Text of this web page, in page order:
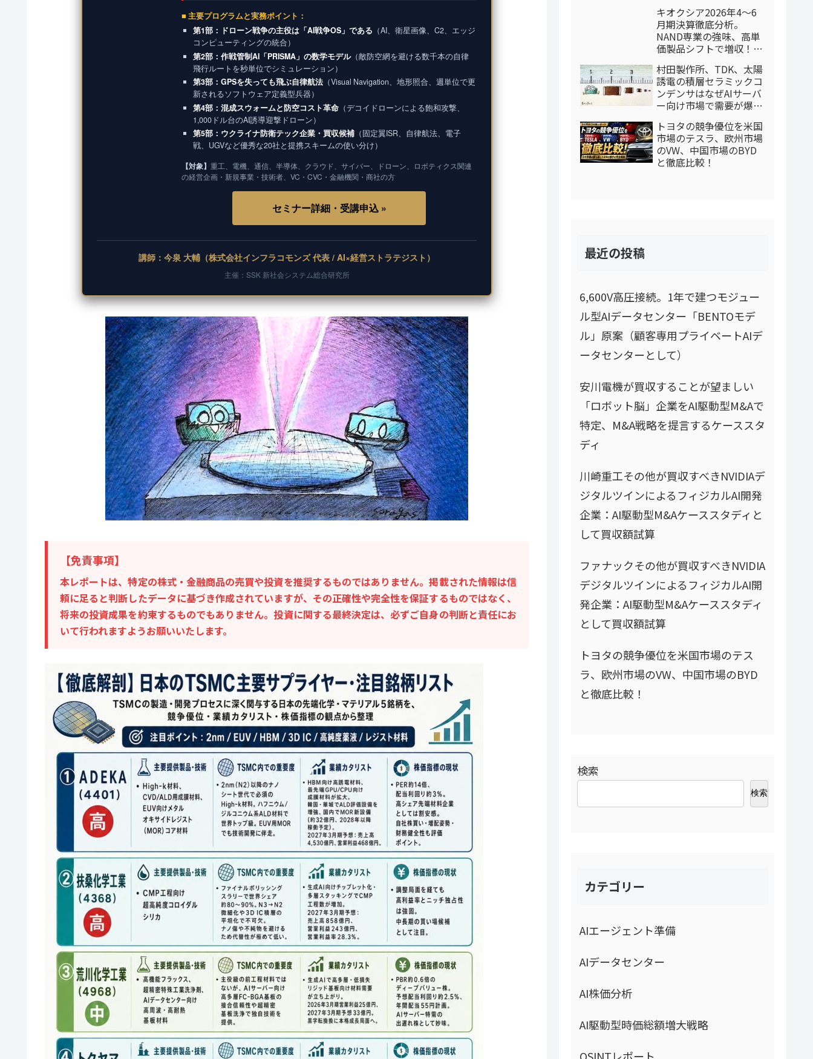
■ 主要プログラムと実務ポイント：
第1部：ドローン戦争の主役は「AI戦争OS」である （AI、衛星画像、C2、エッジ
コンピューティングの統合）
第2部：作戦管制AI「PRISMA」の数学モデル（敵防空網を避ける数千本の自律
飛行ルートを秒単位でシミュレーション）
第3部：GPSを失っても飛ぶ自律航法（Visual Navigation、地形照合、週単位で更
新されるソフトウェア定義型兵器）
第4部：混成スウォームと防空コスト革命（デコイドローンによる飽和攻撃、
1,000ドル台のAI誘導迎撃ドローン）
第5部：ウクライナ防衛テック企業・買収候補（固定翼ISR、自律航法、電子
戦、UGVなど優秀な20社と提携スキームの使い分け）
【対象】 重工、電機、通信、半導体、クラウド、サイバー、ドローン、ロボティクス関連
の経営企画・新規事業・技術者、VC・CVC・金融機関・商社の方
セミナー詳細・受講申込 »
講師：今泉 大輔（株式会社インフラコモンズ 代表 / AI×経営ストラテジスト）
主催：SSK 新社会システム総合研究所
【免責事項】
本レポートは、特定の株式・金融商品の売買や投資を推奨するものではありません。掲載された情報は信
頼に足ると判断したデータに基づき作成されていますが、その正確性や完全性を保証するものではなく、
将来の投資成果を約束するものでもありません。投資に関する最終決定は、必ずご自身の判断と責任にお
いて行われますようお願いいたします。
キオクシア2026年4〜6
月期決算徹底分析。
NAND専業の強味、高単
価製品シフトで増収！AI
村田製作所、TDK、太陽
誘電の積層セラミックコ
ンデンサはなぜAIサーバ
ー向け市場で需要が爆発
向けレポート本体）
トヨタの競争優位を米国
市場のテスラ、欧州市場
のVW、中国市場のBYD
と徹底比較！
最近の投稿
6,600V高圧接続。1年で建つモジュー
ル型AIデータセンター「BENTOモデ
ル」原案（顧客専用プライベートAIデ
ータセンターとして）
安川電機が買収することが望ましい
「ロボット脳」企業をAI駆動型M&Aで
特定、M&A戦略を提言するケーススタ
ディ
川崎重工その他が買収すべきNVIDIAデ
ジタルツインによるフィジカルAI開発
企業：AI駆動型M&Aケーススタディと
して買収額試算
ファナックその他が買収すべきNVIDIA
デジタルツインによるフィジカルAI開
発企業：AI駆動型M&Aケーススタディ
として買収額試算
トヨタの競争優位を米国市場のテス
ラ、欧州市場のVW、中国市場のBYD
と徹底比較！
検索
検索
カテゴリー
AIエージェント準備
AIデータセンター
AI株価分析
AI駆動型時価総額増大戦略
OSINTレポート